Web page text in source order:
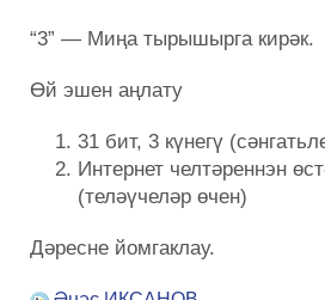
“3” — Миңа тырышырга кирәк.
Өй эшен аңлату
31 бит, 3 күнегү
Интернет челтәреннэн
(теләүчеләр өчен)
Дәресне йомгаклау.